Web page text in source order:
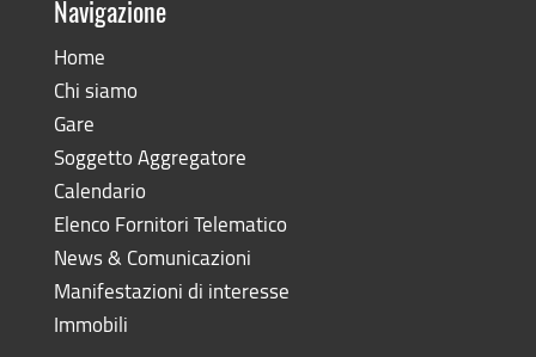
Navigazione
Home
Chi siamo
Gare
Soggetto Aggregatore
Calendario
Elenco Fornitori Telematico
News & Comunicazioni
Manifestazioni di interesse
Immobili